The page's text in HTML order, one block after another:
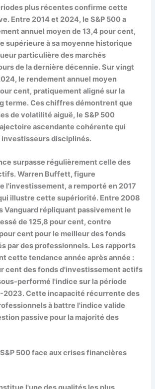
plus récentes confirme cette
Entre 2014 et 2024, le S&P 500 a
annuel moyen de 13,4 pour cent,
supérieure à sa moyenne historique
particulière des marchés
de la dernière décennie. Sur vingt
le rendement annuel moyen
cent, pratiquement aligné sur la
terme. Ces chiffres démontrent que
de volatilité aiguë, le S&P 500
ascendante cohérente qui
investisseurs disciplinés.
surpasse régulièrement celle des
Warren Buffett, figure
l'investissement, a remporté en 2017
illustre cette supériorité. Entre 2008
Vanguard répliquant passivement le
de 125,8 pour cent, contre
cent pour le meilleur des fonds
par des professionnels. Les rapports
cette tendance année après année :
cent des fonds d'investissement actifs
performé l'indice sur la période
2023. Cette incapacité récurrente des
à battre l'indice valide
passive pour la majorité des
500 face aux crises financières